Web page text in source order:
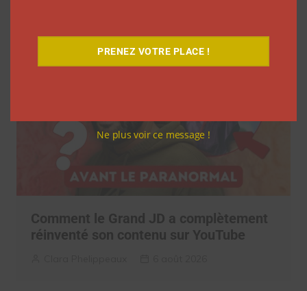
Comment le Grand JD a complètement
réinventé son contenu sur YouTube
PRENEZ VOTRE PLACE !
Ne plus voir ce message !